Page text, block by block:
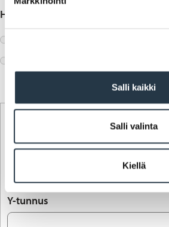
Salli kaikki
Salli valinta
Kiellä
Haettavan tontin luovutusmuoto:
Hakijana yritys/yhtiö
Y-tunnus